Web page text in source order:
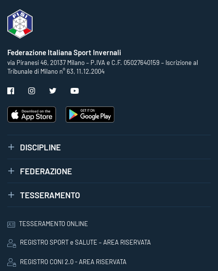
Federazione Italiana Sport Invernali
via Piranesi 46, 20137 Milano – P.IVA e C.F. 05027640159 – Iscrizione al
Tribunale di Milano n° 63, 11.12.2004
DISCIPLINE
FEDERAZIONE
TESSERAMENTO
TESSERAMENTO ONLINE
REGISTRO SPORT e SALUTE – AREA RISERVATA
REGISTRO CONI 2.0 - AREA RISERVATA